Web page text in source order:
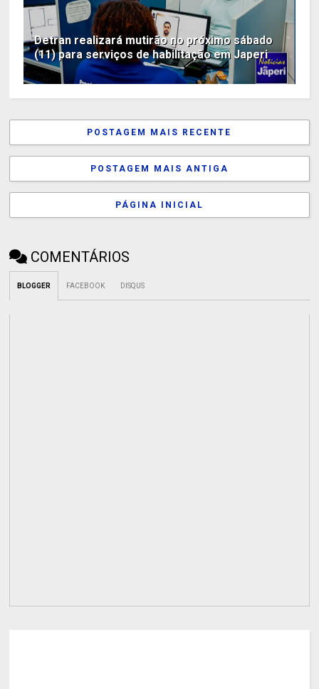
Detran realizará mutirão no próximo sábado
(11) para serviços de habilitação em Japeri
POSTAGEM MAIS RECENTE
POSTAGEM MAIS ANTIGA
PÁGINA INICIAL
COMENTÁRIOS
BLOGGER FACEBOOK DISQUS